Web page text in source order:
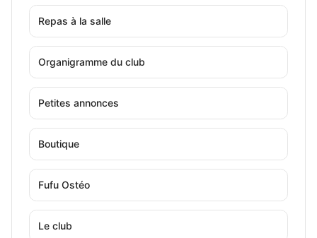
Repas à la salle
Organigramme du club
Petites annonces
Boutique
Fufu Ostéo
Le club